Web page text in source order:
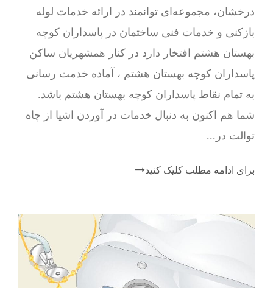
درخشان، مجموعه‌ای توانمند در ارائه خدمات لوله
بازکنی و خدمات فنی ساختمان در پاسداران کوچه
بهستان هشتم افتخار دارد در کنار همشهریان ساکن
پاسداران کوچه بهستان هشتم ، آماده خدمت رسانی
به تمام نقاط پاسداران کوچه بهستان هشتم باشد.
شما هم اکنون به دنبال خدمات در آوردن اشیا از چاه
توالت در...
برای ادامه مطلب کلیک کنید